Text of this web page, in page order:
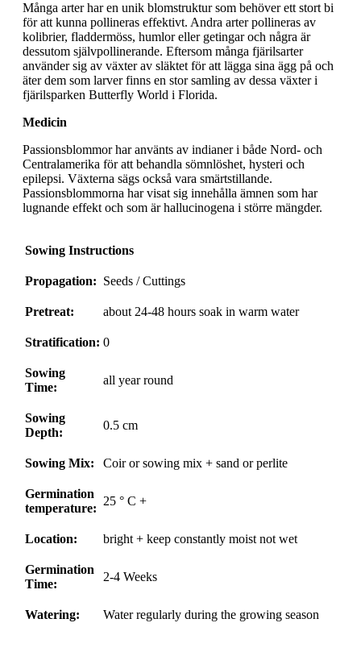
Många arter har en unik blomstruktur som behöver ett stort bi
för att kunna pollineras effektivt. Andra arter pollineras av
kolibrier, fladdermöss, humlor eller getingar och några är
dessutom självpollinerande. Eftersom många fjärilsarter
använder sig av växter av släktet för att lägga sina ägg på och
äter dem som larver finns en stor samling av dessa växter i
fjärilsparken Butterfly World i Florida.
Medicin
Passionsblommor har använts av indianer i både Nord- och
Centralamerika för att behandla sömnlöshet, hysteri och
epilepsi. Växterna sägs också vara smärtstillande.
Passionsblommorna har visat sig innehålla ämnen som har
lugnande effekt och som är hallucinogena i större mängder.
Sowing Instructions
Propagation: Seeds / Cuttings
Pretreat: about 24-48 hours soak in warm water
Stratification: 0
Sowing
Time:
all year round
Sowing
Depth:
0.5 cm
Sowing Mix: Coir or sowing mix + sand or perlite
Germination
temperature:
25 ° C +
Location: bright + keep constantly moist not wet
Germination
Time:
2-4 Weeks
Watering: Water regularly during the growing season